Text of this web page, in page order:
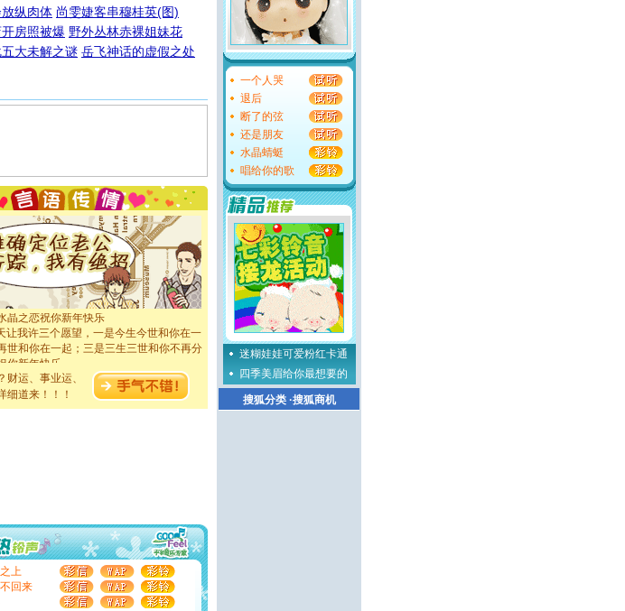
纵肉体 尚雯婕客串穆桂英(图)
房照被爆 野外丛林赤裸姐妹花
大未解之谜 岳飞神话的虚假之处
知足！千万不要忘记我！
样的日子才会想起你,而是这样的日子才
扰你,告诉你,圣诞要快乐!新年要快乐!天天
颗祝福的心,在这个特别的日子里,愿幸福,
,一切美好的祝愿与你同在.圣诞快乐!
会触电；看不到你我要充电；没有你我会
职业，想你是我事业，抱你是我特长，吻
晶之恋祝你新年快乐
让我许三个愿望，一是今生今世和你在一
世和你在一起；三是三生三世和你不再分
你新年快乐
心扭头离去那一刻，你在我身后无助地哭
明白我多么爱你。我转身抱住你：这猪不
祝你新年快乐。
你五千万：千万快乐！千万要健康！千万
知足！千万不要忘记我！
样的日子才会想起你,而是这样的日子才
扰你,告诉你,圣诞要快乐!新年要快乐!天天
颗祝福的心,在这个特别的日子里,愿幸福,
财运、事业运、
细道来！！！
上
回来
一个人哭
退后
断了的弦
还是朋友
水晶蜻蜓
唱给你的歌
迷糊娃娃可爱粉红卡通
四季美眉给你最想要的
搜狐分类·搜狐商机